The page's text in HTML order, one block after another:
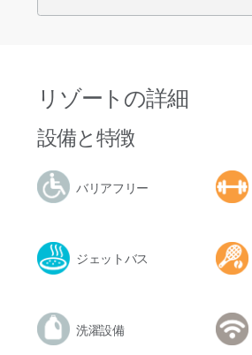
リゾートの詳細
設備と特徴
バリアフリー
ジェットバス
洗濯設備